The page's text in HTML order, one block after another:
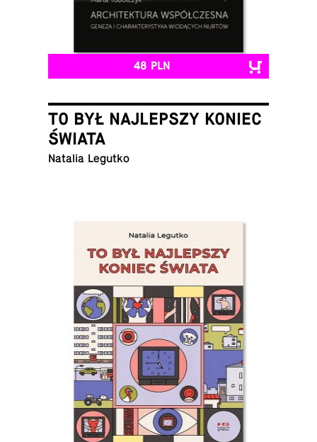
48 PLN
TO BYŁ NAJLEPSZY KONIEC
ŚWIATA
Natalia Legutko